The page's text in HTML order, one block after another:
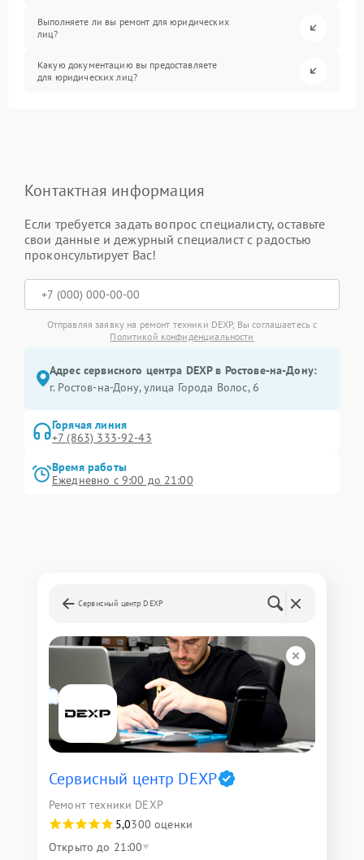
Выполняете ли вы ремонт для юридических
лиц?
Какую документацию вы предоставляете
для юридических лиц?
Контактная информация
Если требуется задать вопрос специалисту, оставьте
свои данные и дежурный специалист с радостью
проконсультирует Вас!
Отправляя заявку на ремонт техники DEXP, Вы соглашаетесь с
Политикой конфиденциальности
Адрес сервисного центра DEXP в Ростове-на-Дону:
г. Ростов-на-Дону, улица Города Волос, 6
Горячая линия
+7 (863) 333-92-43
Время работы
Ежедневно с 9:00 до 21:00
Сервисный центр DEXP
Сервисный центр DEXP
Ремонт техники DEXP
5,0300 оценки
Открыто до 21:00